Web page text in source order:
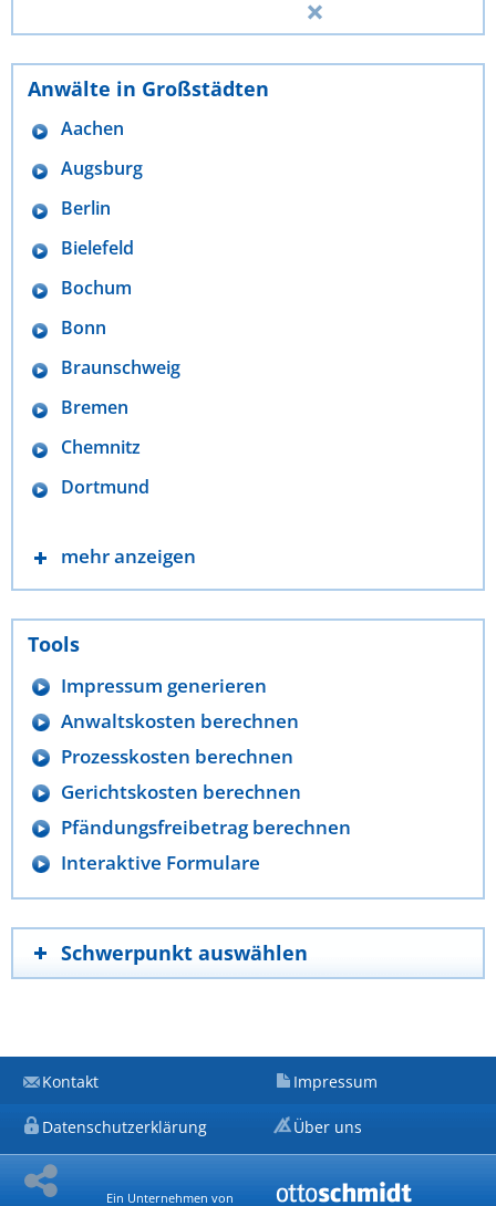
Anwälte in Großstädten
Aachen
Augsburg
Berlin
Bielefeld
Bochum
Bonn
Braunschweig
Bremen
Chemnitz
Dortmund
mehr anzeigen
Tools
Impressum generieren
Anwaltskosten berechnen
Prozesskosten berechnen
Gerichtskosten berechnen
Pfändungsfreibetrag berechnen
Interaktive Formulare
Schwerpunkt auswählen
Kontakt Impressum
Datenschutzerklärung Über uns
Ein Unternehmen von